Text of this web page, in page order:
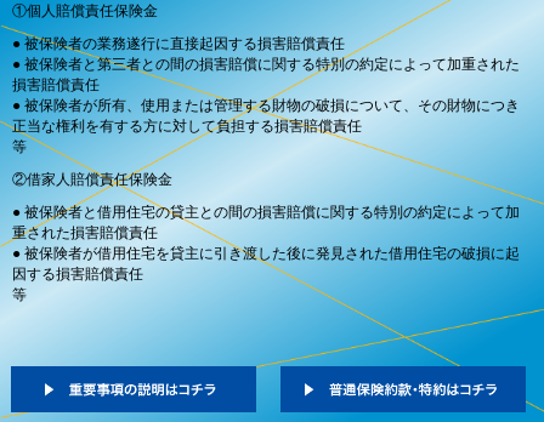
①個人賠償責任保険金
● 被保険者の業務遂行に直接起因する損害賠償責任
● 被保険者と第三者との間の損害賠償に関する特別の約定によって加重された
損害賠償責任
● 被保険者が所有、使用または管理する財物の破損について、その財物につき
正当な権利を有する方に対して負担する損害賠償責任
等
②借家人賠償責任保険金
● 被保険者と借用住宅の貸主との間の損害賠償に関する特別の約定によって加
重された損害賠償責任
● 被保険者が借用住宅を貸主に引き渡した後に発見された借用住宅の破損に起
因する損害賠償責任
等